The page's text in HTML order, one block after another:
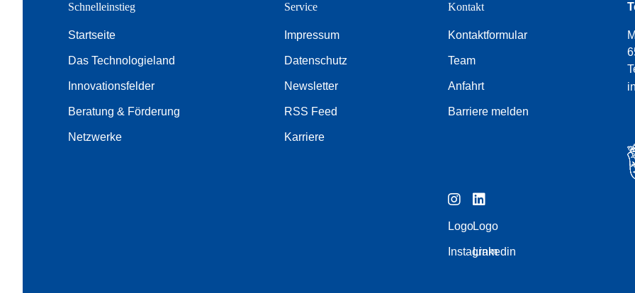
Schnelleinstieg
Startseite
Das Technologieland
Innovationsfelder
Beratung & Förderung
Netzwerke
Service
Impressum
Datenschutz
Newsletter
RSS Feed
Karriere
Kontakt
Kontaktformular
Team
Anfahrt
Barriere melden
Logo
Instagram
Logo
Linkedin